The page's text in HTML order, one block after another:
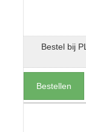
Bestel bij
Bestellen